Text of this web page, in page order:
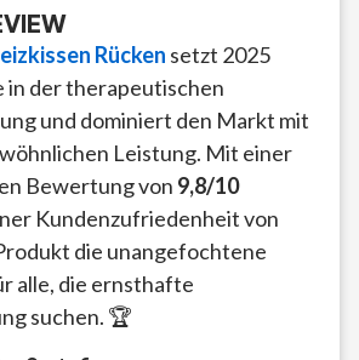
Rücken setzt 2025
in der therapeutischen
und dominiert den Markt mit
Leistung. Mit einer
Bewertung von 9,8/10
Kundenzufriedenheit von
die unangefochtene
alle, die ernsthafte
suchen. 🏆